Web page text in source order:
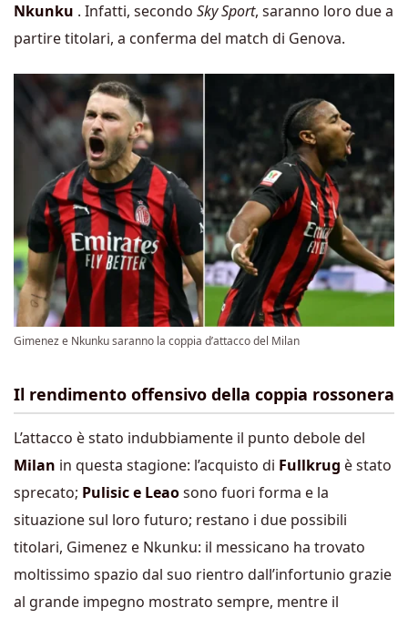
Nkunku . Infatti, secondo Sky Sport, saranno loro due a
partire titolari, a conferma del match di Genova.
Gimenez e Nkunku saranno la coppia d’attacco del Milan
Il rendimento offensivo della coppia rossonera
L’attacco è stato indubbiamente il punto debole del
Milan in questa stagione: l’acquisto di Fullkrug è stato
sprecato; Pulisic e Leaosono fuori forma e la
situazione sul loro futuro; restano i due possibili
titolari, Gimenez e Nkunku: il messicano ha trovato
moltissimo spazio dal suo rientro dall’infortunio grazie
al grande impegno mostrato sempre, mentre il